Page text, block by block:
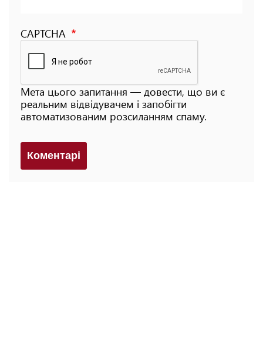
CAPTCHA
Мета цього запитання — довести, що ви є
реальним відвідувачем і запобігти
автоматизованим розсиланням спаму.
Коментарi